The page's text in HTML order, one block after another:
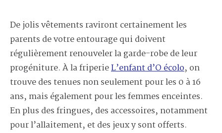
De jolis vêtements raviront certainement les
parents de votre entourage qui doivent
régulièrement renouveler la garde-robe de leur
progéniture. À la friperieL’enfant d’O écolo, on
trouve des tenues non seulement pour les 0 à 16
ans, mais également pour les femmes enceintes.
En plus des fringues, des accessoires, notamment
pour l’allaitement, et des jeux y sont offerts.